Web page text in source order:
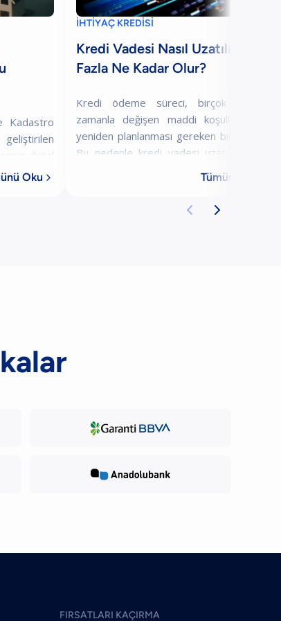
Kadastro
dijital
şekilde
Oku 
İHTİYAÇ KREDİSİ
Kredi Vadesi Nasıl Uzatılır? En
Fazla Ne Kadar Olur?
Kredi ödeme süreci, birçok kişi için
zamanla değişen maddi koşullara göre
yeniden planlanması gereken bir süreçtir.
Bu nedenle kredi vadesi uzatma işlemi,
ödeme güçlüğü yaşayan bireyler ya da
Tümünü Oku
 
FIRSATLARI KAÇIRMA